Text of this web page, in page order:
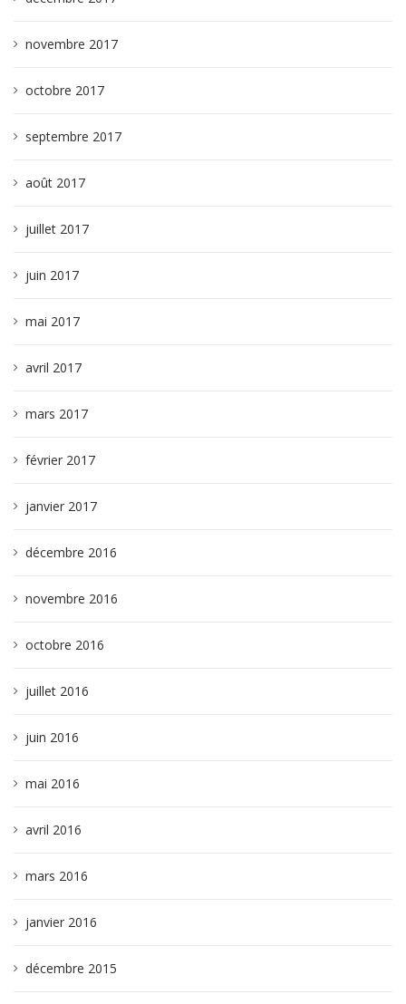
novembre 2017
octobre 2017
septembre 2017
août 2017
juillet 2017
juin 2017
mai 2017
avril 2017
mars 2017
février 2017
janvier 2017
décembre 2016
novembre 2016
octobre 2016
juillet 2016
juin 2016
mai 2016
avril 2016
mars 2016
janvier 2016
décembre 2015